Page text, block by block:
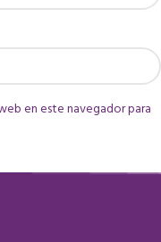
en este navegador para